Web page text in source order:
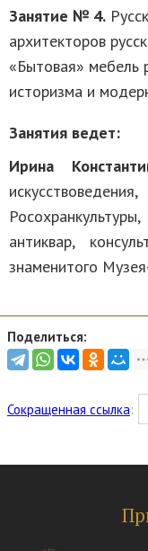
Занятие № 4.
архитекторов
«Бытовая» мебель
историзма и
Занятия ведет:
Ирина
антиквар,
знаменитого
Поделиться:
Сокращенная ссылка: